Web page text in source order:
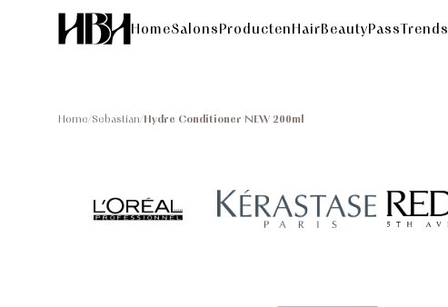
HomeSalonsProductenHairBeautyPassTrends
Home/Sebastian/Hydre Conditioner NEW 200ml